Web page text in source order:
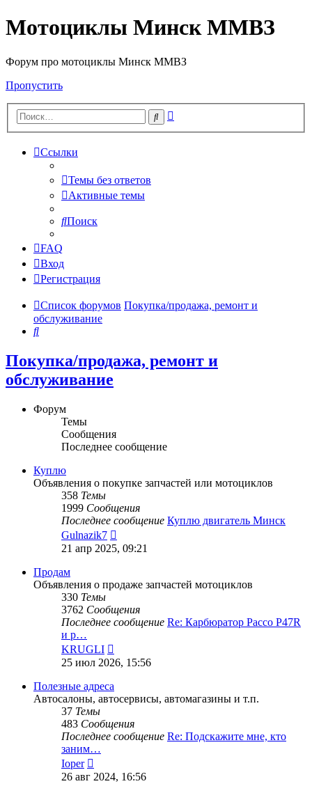
Мотоциклы Минск ММВЗ
Форум про мотоциклы Минск ММВЗ
Пропустить
Поиск
Ссылки
Темы без ответов
Активные темы
Поиск
FAQ
Вход
Регистрация
Список форумов Покупка/продажа, ремонт и
обслуживание
Поиск
Покупка/продажа, ремонт и
обслуживание
Форум
Темы
Сообщения
Последнее сообщение
Куплю
Объявления о покупке запчастей или мотоциклов
358 Темы
1999 Сообщения
Последнее сообщение Куплю двигатель Минск
Gulnazik7
последнему
21 апр 2025, 09:21
Продам
Объявления о продаже запчастей мотоциклов
330 Темы
3762 Сообщения
Последнее сообщение Re: Карбюратор Pacco P47R
и р…
KRUGLI
к
последнему
25 июл 2026, 15:56
Полезные адреса
Автосалоны, автосервисы, автомагазины и т.п.
37 Темы
483 Сообщения
Последнее сообщение Re: Подскажите мне, кто
заним…
Ioper
к
последнему
26 авг 2024, 16:56